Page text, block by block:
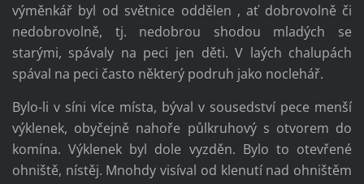
výměnkář byl od světnice oddělen , ať dobrovolně či
nedobrovolně, tj. nedobrou shodou mladých se
starými, spávaly na peci jen děti. V laých chalupách
spával na peci často některý podruh jako noclehář.
Bylo-li v síni více místa, býval v sousedství pece menší
výklenek, obyčejně nahoře půlkruhový s otvorem do
komína. Výklenek byl dole vyzděn. Bylo to otevřené
ohniště, nístěj. Mnohdy visíval od klenutí nad ohništěm